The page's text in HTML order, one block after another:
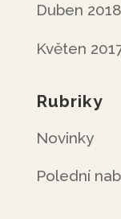
Duben 2018
Květen
Rubriky
Novinky
Polední